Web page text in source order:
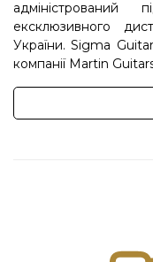
адміністрований
ексклюзивного
України. Sigma
компанії Martin